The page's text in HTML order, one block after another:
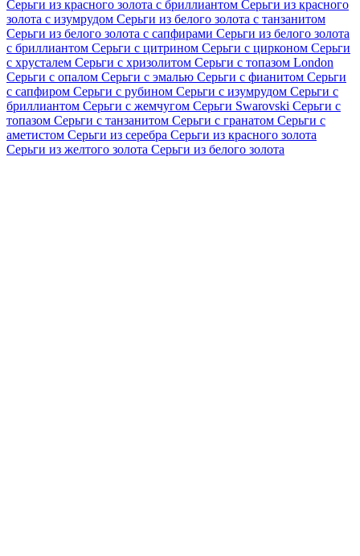
Серьги из красного золота с бриллиантом Серьги из красного
золота с изумрудом Серьги из белого золота с танзанитом
Серьги из белого золота с сапфирами Серьги из белого золота
с бриллиантом Серьги с цитрином Серьги с цирконом Серьги
с хрусталем Серьги с хризолитом Серьги с топазом London
Серьги с опалом Серьги с эмалью Серьги с фианитом Серьги
с сапфиром Серьги с рубином Серьги с изумрудом Серьги с
бриллиантом Серьги с жемчугом Серьги Swarovski Серьги с
топазом Серьги с танзанитом Серьги с гранатом Серьги с
аметистом Серьги из серебра Серьги из красного золота
Серьги из желтого золота Серьги из белого золота